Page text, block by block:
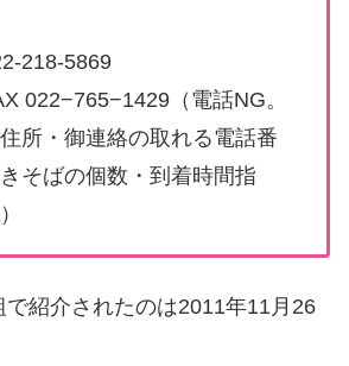
218-5869
022−765−1429（電話NG。
住所・御連絡の取れる電話番
そばの個数・到着時間指
で紹介されたのは2011年11月26